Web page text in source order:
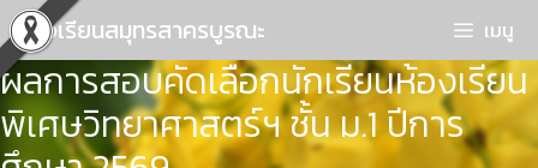
Skip
to
content
โรงเรียนสมุทรสาครบูรณะ เมนู
ผลการสอบคัดเลือกนักเรียนห้องเรียน
พิเศษวิทยาศาสตร์ฯ ชั้น ม.1 ปีการ